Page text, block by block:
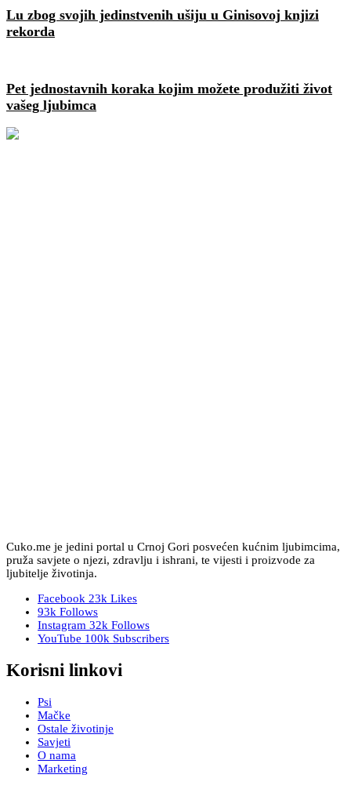
Lu zbog svojih jedinstvenih ušiju u Ginisovoj knjizi
rekorda
Pet jednostavnih koraka kojim možete produžiti život
vašeg ljubimca
Cuko.me je jedini portal u Crnoj Gori posvećen kućnim ljubimcima,
pruža savjete o njezi, zdravlju i ishrani, te vijesti i proizvode za
ljubitelje životinja.
Facebook 23k Likes
93k Follows
Instagram 32k Follows
YouTube 100k Subscribers
Korisni linkovi
Psi
Mačke
Ostale životinje
Savjeti
O nama
Marketing